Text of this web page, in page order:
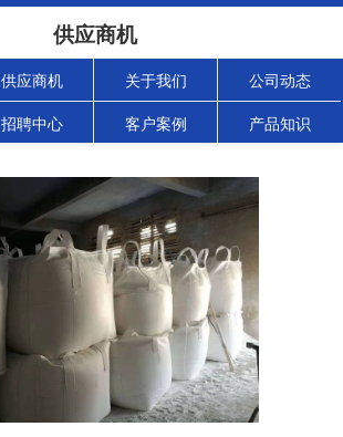
供应商机
供应商机 关于我们 公司动态
招聘中心 客户案例 产品知识